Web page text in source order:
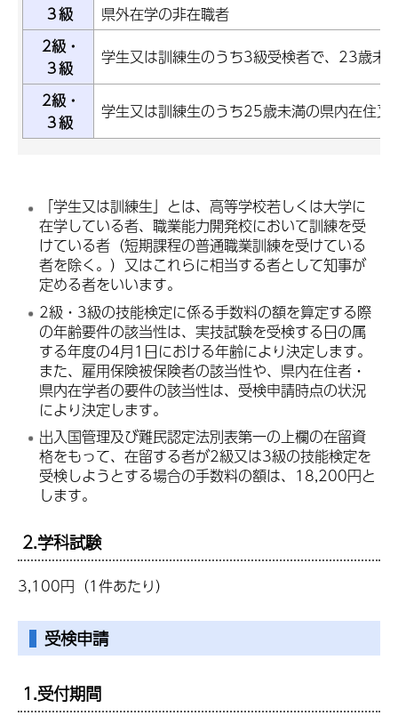
３級
県外在学の非在職者
2級・
３級
学生又は訓練生のうち3級受検者で、23歳未
2級・
３級
学生又は訓練生のうち25歳未満の県内在住又
「学生又は訓練生」とは、高等学校若しくは大学に
在学している者、職業能力開発校において訓練を受
けている者（短期課程の普通職業訓練を受けている
者を除く。）又はこれらに相当する者として知事が
定める者をいいます。
2級・3級の技能検定に係る手数料の額を算定する際
の年齢要件の該当性は、実技試験を受検する日の属
する年度の4月1日における年齢により決定します。
また、雇用保険被保険者の該当性や、県内在住者・
県内在学者の要件の該当性は、受検申請時点の状況
により決定します。
出入国管理及び難民認定法別表第一の上欄の在留資
格をもって、在留する者が2級又は3級の技能検定を
受検しようとする場合の手数料の額は、18,200円と
します。
2.学科試験
3,100円（1件あたり）
受検申請
1.受付期間